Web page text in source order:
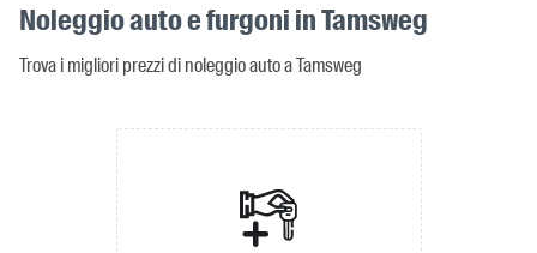
Noleggio auto e furgoni in Tamsweg
Trova i migliori prezzi di noleggio auto a Tamsweg